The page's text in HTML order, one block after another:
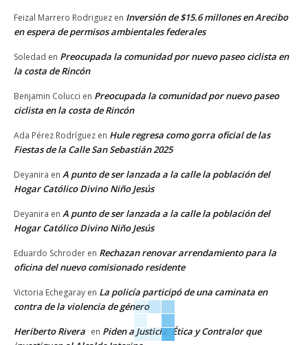
Feizal Marrero Rodriguez en Inversión de $15.6 millones en Arecibo
en espera de permisos ambientales federales
Soledad en Preocupada la comunidad por nuevo paseo ciclista en
la costa de Rincón
Benjamin Colucci en Preocupada la comunidad por nuevo paseo
ciclista en la costa de Rincón
Ada Pérez Rodríguez en Hule regresa como gorra oficial de las
Fiestas de la Calle San Sebastián 2025
Deyanira en A punto de ser lanzada a la calle la población del
Hogar Católico Divino Niño Jesús
Deyanira en A punto de ser lanzada a la calle la población del
Hogar Católico Divino Niño Jesús
Eduardo Schroder en Rechazan renovar arrendamiento para la
oficina del nuevo comisionado residente
Victoria Echegaray en La policía participó de una caminata en
contra de la violencia de género
Heriberto Rivera en Piden a Justicia, Ética y Contralor que